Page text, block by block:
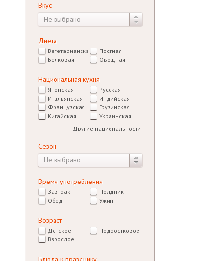
Вкус
Не выбрано
Диета
Вегетарианская
Постная
Белковая
Овощная
Национальная кухня
Японская
Русская
Итальянская
Индийская
Французская
Грузинская
Китайская
Украинская
Другие национальности
Сезон
Не выбрано
Время употребления
Завтрак
Полдник
Обед
Ужин
Возраст
Детское
Подростковое
Взрослое
Блюда к празднику